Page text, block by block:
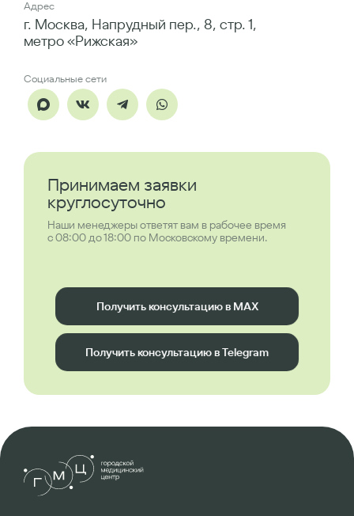
Адрес
г. Москва, Напрудный пер., 8, стр. 1,
метро «Рижская»
Социальные сети
Принимаем заявки
круглосуточно
Наши менеджеры ответят вам в рабочее время
с 08:00 до 18:00 по Московскому времени.
Получить консультацию в MAX
Получить консультацию в Telegram